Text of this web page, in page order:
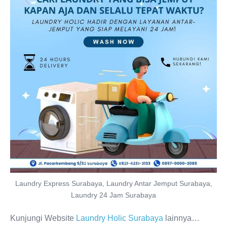
Laundry Express Surabaya, Laundry Antar Jemput Surabaya,
Laundry 24 Jam Surabaya
Kunjungi Website Laundry Holic Surabaya lainnya…